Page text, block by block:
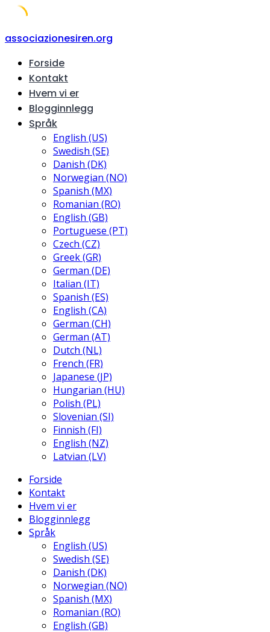
Skip
content
associazionesiren.org
Forside
Kontakt
Hvem vi er
Blogginnlegg
Språk
English (US)
Swedish (SE)
Danish (DK)
Norwegian (NO)
Spanish (MX)
Romanian (RO)
English (GB)
Portuguese (PT)
Czech (CZ)
Greek (GR)
German (DE)
Italian (IT)
Spanish (ES)
English (CA)
German (CH)
German (AT)
Dutch (NL)
French (FR)
Japanese (JP)
Hungarian (HU)
Polish (PL)
Slovenian (SI)
Finnish (FI)
English (NZ)
Latvian (LV)
Forside
Kontakt
Hvem vi er
Blogginnlegg
Språk
English (US)
Swedish (SE)
Danish (DK)
Norwegian (NO)
Spanish (MX)
Romanian (RO)
English (GB)